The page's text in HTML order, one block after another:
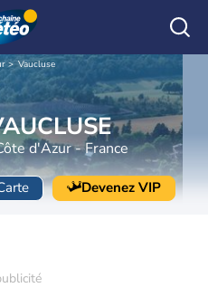
Vaucluse
d'Azur - France
Devenez VIP